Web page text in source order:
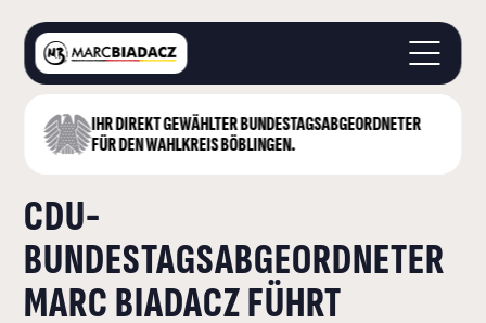
IHR DIREKT GEWÄHLTER BUNDESTAGS­ABGEORDNETER
FÜR DEN WAHLKREIS BÖBLINGEN.
STARTSEITE
DEUTSCHER BUNDESTAG
AKTUELLES
KONTAKT
CDU-
BUNDESTAGSABGEORDNETER
MARC BIADACZ FÜHRT